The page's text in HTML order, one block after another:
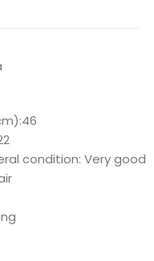
condition: Very good